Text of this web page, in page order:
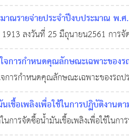
าณรายจ่ายประจำปีงบประมาณ พ
)
18 ก.ค. 2561 0 4,618
ลงวันที่ 25 มืถุนายน2561 การ
งินอุดหนุน อุดหนุนทั่วไป เพื่อสนับสนุ
จการกำหนดคุณลักษณะเฉพาะของ
การกำหนดคุณลักษณะเฉพาะของรถ
เชื้อเพลิงเพื่อใช้ในการปฏิบัติงานต
การจัดซื้อน้ำมันเชื้อเพลิงเพื่อใช้ในก